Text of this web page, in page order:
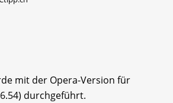
mit der Opera-Version für
durchgeführt.